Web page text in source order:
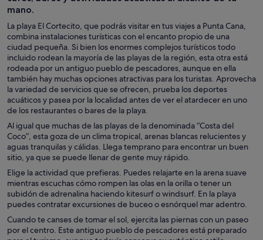
mano.
La playa El Cortecito, que podrás visitar en tus viajes a Punta Cana,
combina instalaciones turísticas con el encanto propio de una
ciudad pequeña. Si bien los enormes complejos turísticos todo
incluido rodean la mayoría de las playas de la región, esta otra está
rodeada por un antiguo pueblo de pescadores, aunque en ella
también hay muchas opciones atractivas para los turistas. Aprovecha
la variedad de servicios que se ofrecen, prueba los deportes
acuáticos y pasea por la localidad antes de ver el atardecer en uno
de los restaurantes o bares de la playa.
Al igual que muchas de las playas de la denominada “Costa del
Coco”, esta goza de un clima tropical, arenas blancas relucientes y
aguas tranquilas y cálidas. Llega temprano para encontrar un buen
sitio, ya que se puede llenar de gente muy rápido.
Elige la actividad que prefieras. Puedes relajarte en la arena suave
mientras escuchas cómo rompen las olas en la orilla o tener un
subidón de adrenalina haciendo kitesurf o windsurf. En la playa
puedes contratar excursiones de buceo o esnórquel mar adentro.
Cuando te canses de tomar el sol, ejercita las piernas con un paseo
por el centro. Este antiguo pueblo de pescadores está preparado